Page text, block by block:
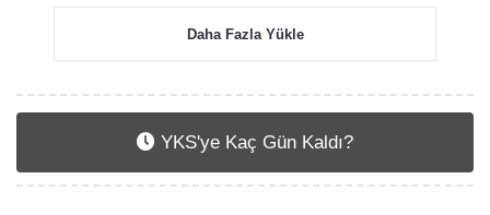
Daha Fazla Yükle
YKS'ye Kaç Gün Kaldı?